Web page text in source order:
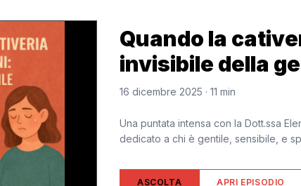
Quando la
invisibile della
16 dicembre 2025 · 11 min
Una puntata intensa con la Dott.ssa
dedicato a chi è gentile, sensibile, e
ASCOLTA APRI EPISODIO